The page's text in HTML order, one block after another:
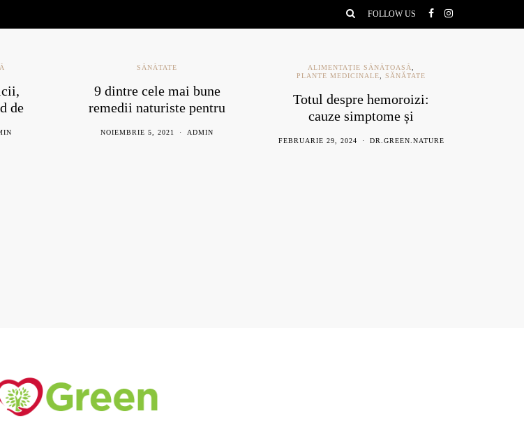
FOLLOW US
SĂNĂTATE
9 dintre cele mai bune
remedii naturiste pentru
NOIEMBRIE 5, 2021 ADMIN
ALIMENTAȚIE SĂNĂTOASĂ,
PLANTE MEDICINALE,SĂNĂTATE
Totul despre hemoroizi:
cauze simptome și
FEBRUARIE 29, 2024 DR.GREEN.NATURE